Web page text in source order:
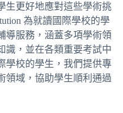
生更好地應對這些學術挑
為就讀國際學校的學
導服務，涵蓋多項學術領
識，並在各類重要考試中
學校的學生，我們提供專
領域，協助學生順利通過